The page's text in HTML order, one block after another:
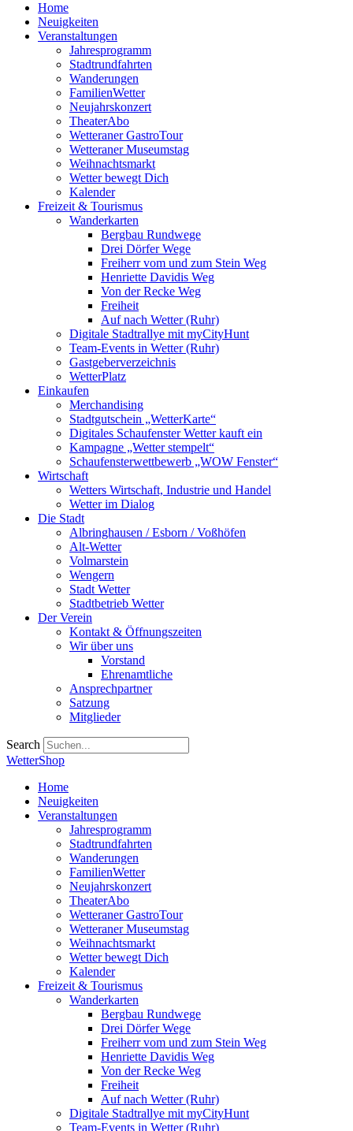
Home
Neuigkeiten
Veranstaltungen
Jahresprogramm
Stadtrundfahrten
Wanderungen
FamilienWetter
Neujahrskonzert
TheaterAbo
Wetteraner GastroTour
Wetteraner Museumstag
Weihnachtsmarkt
Wetter bewegt Dich
Kalender
Freizeit & Tourismus
Wanderkarten
Bergbau Rundwege
Drei Dörfer Wege
Freiherr vom und zum Stein Weg
Henriette Davidis Weg
Von der Recke Weg
Freiheit
Auf nach Wetter (Ruhr)
Digitale Stadtrallye mit myCityHunt
Team-Events in Wetter (Ruhr)
Gastgeberverzeichnis
WetterPlatz
Einkaufen
Merchandising
Stadtgutschein „WetterKarte“
Digitales Schaufenster Wetter kauft ein
Kampagne „Wetter stempelt“
Schaufensterwettbewerb „WOW Fenster“
Wirtschaft
Wetters Wirtschaft, Industrie und Handel
Wetter im Dialog
Die Stadt
Albringhausen / Esborn / Voßhöfen
Alt-Wetter​
Volmarstein
Wengern
Stadt Wetter
Stadtbetrieb Wetter
Der Verein
Kontakt & Öffnungszeiten
Wir über uns
Vorstand
Ehrenamtliche
Ansprechpartner
Satzung
Mitglieder
Search
WetterShop
Home
Neuigkeiten
Veranstaltungen
Jahresprogramm
Stadtrundfahrten
Wanderungen
FamilienWetter
Neujahrskonzert
TheaterAbo
Wetteraner GastroTour
Wetteraner Museumstag
Weihnachtsmarkt
Wetter bewegt Dich
Kalender
Freizeit & Tourismus
Wanderkarten
Bergbau Rundwege
Drei Dörfer Wege
Freiherr vom und zum Stein Weg
Henriette Davidis Weg
Von der Recke Weg
Freiheit
Auf nach Wetter (Ruhr)
Digitale Stadtrallye mit myCityHunt
Team-Events in Wetter (Ruhr)